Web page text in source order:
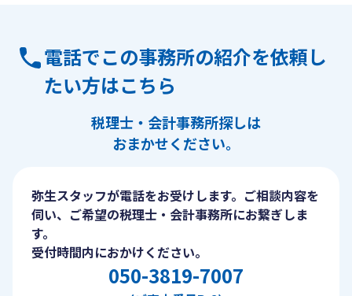
電話でこの事務所の紹介を依頼し
たい方はこちら
税理士・会計事務所探しは
おまかせください。
弥生スタッフが電話をお受けします。ご相談内容を
伺い、ご希望の税理士・会計事務所にお繋ぎしま
す。
受付時間内におかけください。
050-3819-7007